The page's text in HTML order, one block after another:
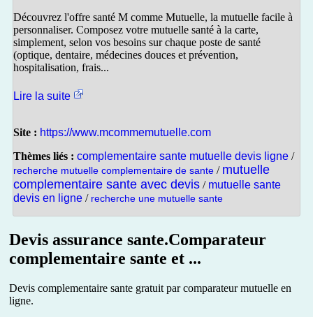
Découvrez l'offre santé M comme Mutuelle, la mutuelle facile à
personnaliser. Composez votre mutuelle santé à la carte,
simplement, selon vos besoins sur chaque poste de santé
(optique, dentaire, médecines douces et prévention,
hospitalisation, frais...
Lire la suite
Site : https://www.mcommemutuelle.com
Thèmes liés : complementaire sante mutuelle devis ligne /
recherche mutuelle complementaire de sante / mutuelle
complementaire sante avec devis / mutuelle sante
devis en ligne / recherche une mutuelle sante
Devis assurance sante.Comparateur
complementaire sante et ...
Devis complementaire sante gratuit par comparateur mutuelle en
ligne.